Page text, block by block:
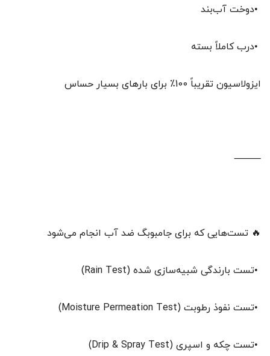
•دوخت آب‌بند
•درب کاملاً بسته
ایزولاسیون تقریباً 100٪ برای بارهای بسیار حساس
⸻
🔥 تست‌هایی که برای جامبوبگ ضد آب انجام می‌شود
•تست بارندگی شبیه‌سازی شده (Rain Test)
•تست نفوذ رطوبت (Moisture Permeation Test)
•تست چکه و اسپری (Drip & Spray Test)